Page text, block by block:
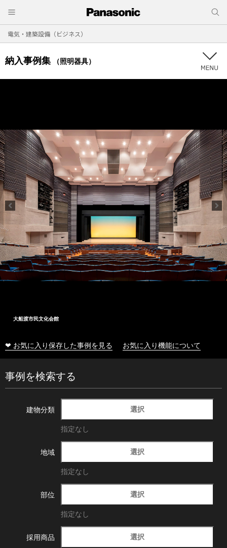
電気・建築設備（ビジネス）
納入事例集 （照明器具）
大船渡市民文化会館
❤ お気に入り保存した事例を見る お気に入り機能について
事例を検索する
建物分類 選択
指定なし
地域 選択
指定なし
部位 選択
指定なし
採用商品 選択